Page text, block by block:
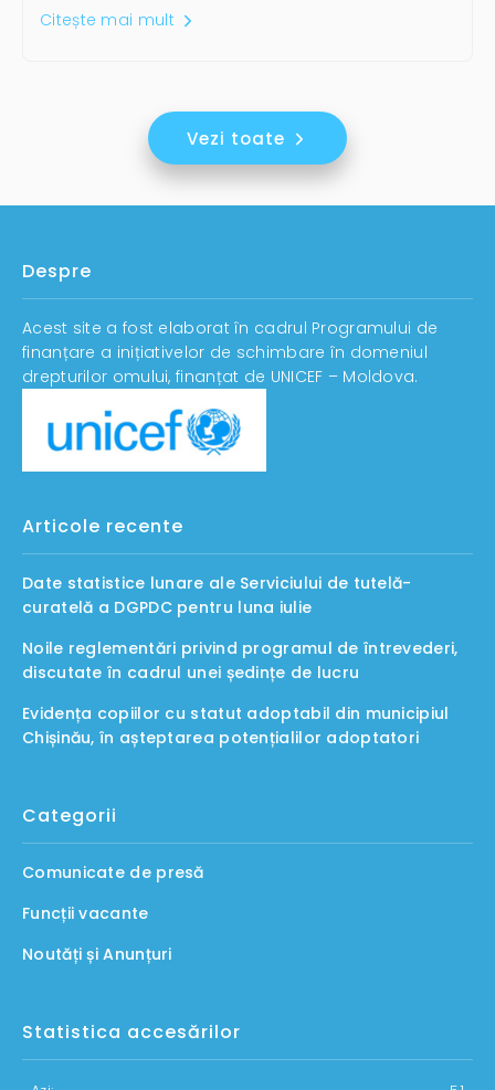
Citește mai mult
Vezi toate
Despre
Acest site a fost elaborat în cadrul Programului de
finanțare a inițiativelor de schimbare în domeniul
drepturilor omului, finanțat de UNICEF – Moldova.
Articole recente
Date statistice lunare ale Serviciului de tutelă-
curatelă a DGPDC pentru luna iulie
Noile reglementări privind programul de întrevederi,
discutate în cadrul unei ședințe de lucru
Evidența copiilor cu statut adoptabil din municipiul
Chișinău, în așteptarea potențialilor adoptatori
Categorii
Comunicate de presă
Funcții vacante
Noutăți și Anunțuri
Statistica accesărilor